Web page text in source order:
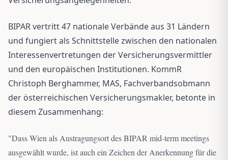
BIPAR vertritt 47 nationale Verbände aus 31 Ländern
und fungiert als Schnittstelle zwischen den nationalen
Interessenvertretungen der Versicherungsvermittler
und den europäischen Institutionen. KommR
Christoph Berghammer, MAS, Fachverbandsobmann
der österreichischen Versicherungsmakler, betonte in
diesem Zusammenhang:
"Dass Wien als Austragungsort des BIPAR mid-term meetings
ausgewählt wurde, ist auch ein Zeichen der Anerkennung für die